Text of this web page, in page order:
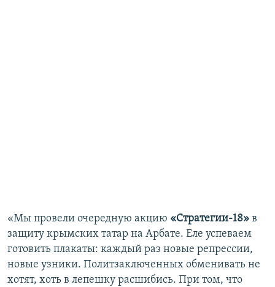
«Мы провели очередную акцию «Стратегии-18» в
защиту крымских татар на Арбате. Еле успеваем
готовить плакаты: каждый раз новые репрессии,
новые узники. Политзаключенных обменивать не
хотят, хоть в лепешку расшибись. При том, что